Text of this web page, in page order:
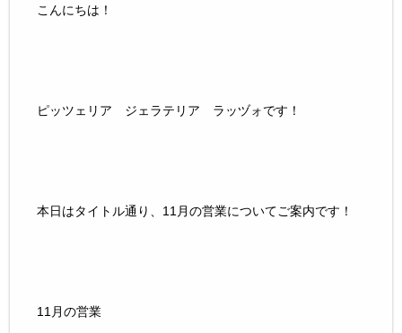
こんにちは！
ピッツェリア ジェラテリア ラッヅォです！
本日はタイトル通り、11月の営業についてご案内です！
11月の営業